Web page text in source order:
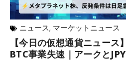
ニュース, マーケットニュース
【今日の仮想通貨ニュース
BTC事業失速｜アークと